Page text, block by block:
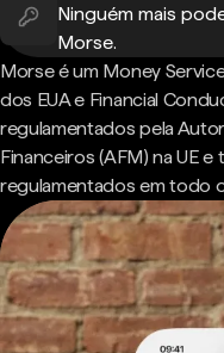
Ninguém mais
Morse.
Morse é um Money
dos EUA e Financial
regulamentados pela
Financeiros (AFM) na UE
regulamentados em todo